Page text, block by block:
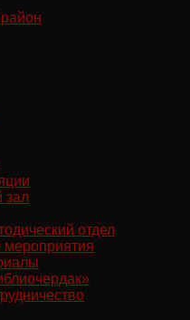
зал
отдел